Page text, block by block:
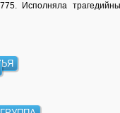
Исполняла